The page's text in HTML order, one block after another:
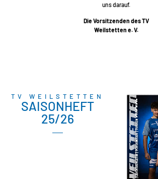
uns darauf.
Die Vorsitzenden des TV
Weilstetten e. V.
TV WEILSTETTEN
SAISONHEFT
25/26